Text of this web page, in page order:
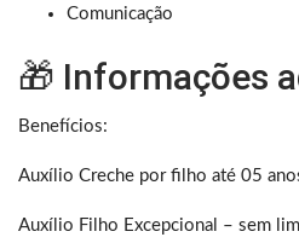
Comunicação
🎁 Informações
Benefícios:
Auxílio Creche por filho até 05
Auxílio Filho Excepcional – sem